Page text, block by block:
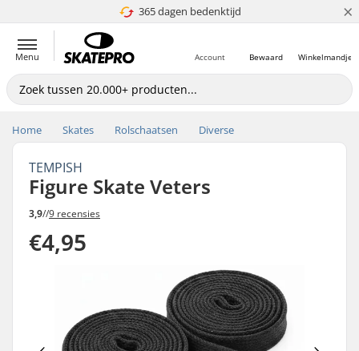
365 dagen bedenktijd
4.8 van 5 ×
Menu Winkelmandje
Bewaard
Account
Home Skates Rolschaatsen Diverse
TEMPISH
Figure Skate Veters
3,9//9 recensies
€4,95